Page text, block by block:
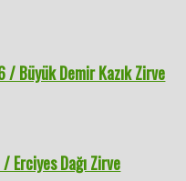
Büyük Demir Kazık Zirve
Erciyes Dağı Zirve